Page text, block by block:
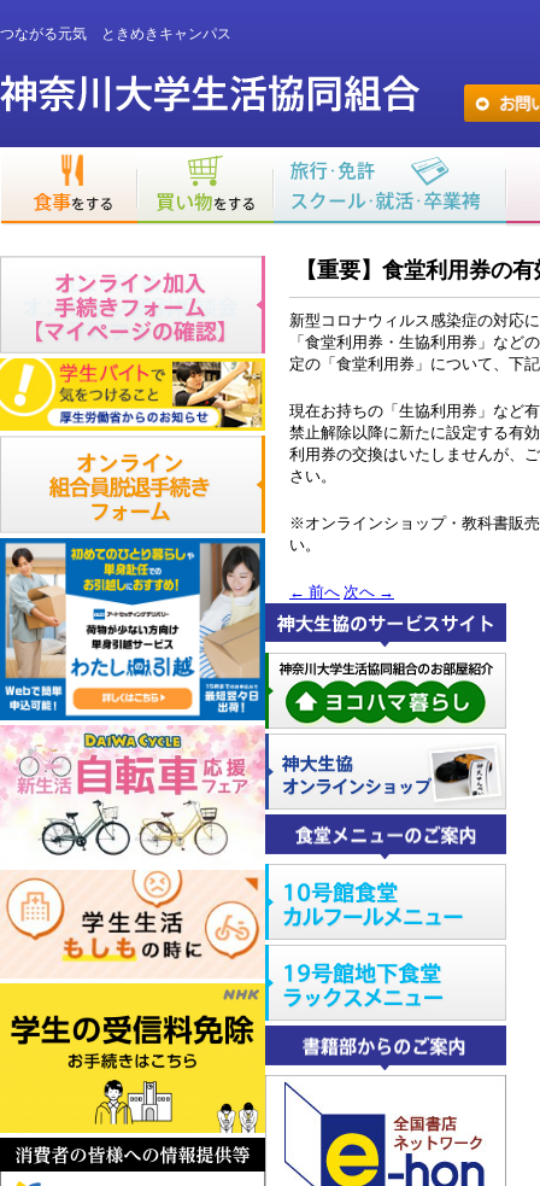
つながる元気 ときめきキャンパス
【重要】食堂利用券の
新型コロナウィルス感染症の対応
「食堂利用券・生協利用券」など
定の「食堂利用券」について、下
現在お持ちの「生協利用券」など
禁止解除以降に新たに設定する有
利用券の交換はいたしませんが、
さい。
※オンラインショップ・教科書販
い。
← 前へ 次へ →